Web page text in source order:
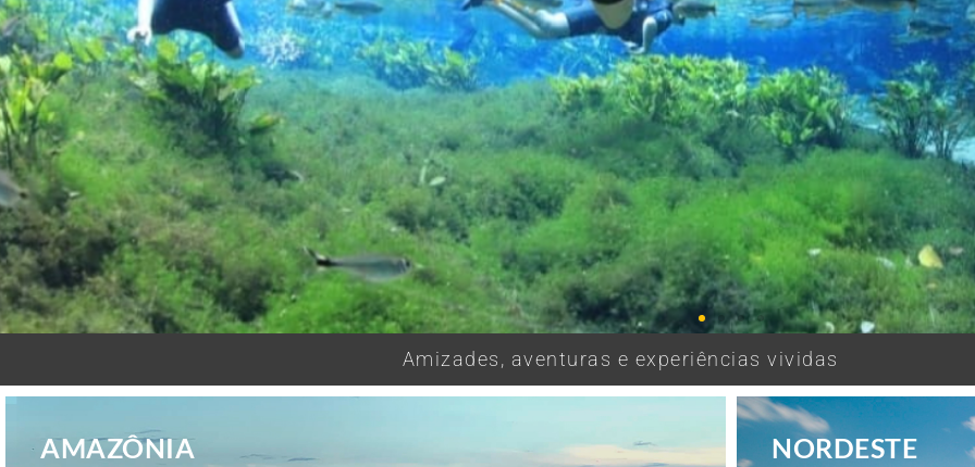
Amizades, aventuras e experiências vividas
AMAZÔNIA NORDESTE